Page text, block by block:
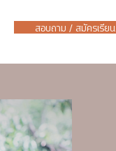
สอบถาม / สมัครเรียน